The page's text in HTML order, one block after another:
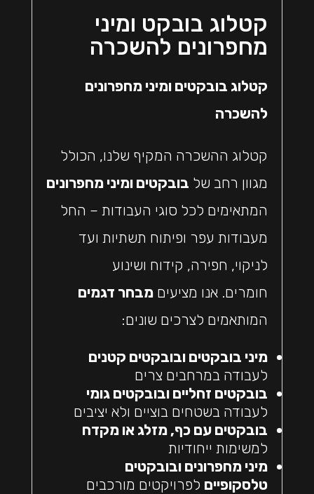
קטלוג בובקט ומיני
מחפרונים להשכרה
קטלוג בובקטים ומיני מחפרונים
להשכרה
קטלוג ההשכרה המקיף שלנו, הכולל
מגוון רחב של בובקטים ומיני מחפרונים
המתאימים לכל סוגי העבודות – החל
מעבודות עפר ופיתוח תשתיות ועד
לניקוי, חפירה, קידוח ושינוע
חומרים. אנו מציעים מבחר דגמים
המותאמים לצרכים שונים:
מיני בובקטים ובובקטים קטנים
לעבודה במרחבים צרים
בובקטים זחליים ובובקטים גומי
לעבודה בשטחים בוציים ולא יציבים
בובקטים עם כף, מזלג או מקדח
למשימות ייחודיות
מיני מחפרונים ובובקטים
טלסקופיים לפרויקטים מורכבים